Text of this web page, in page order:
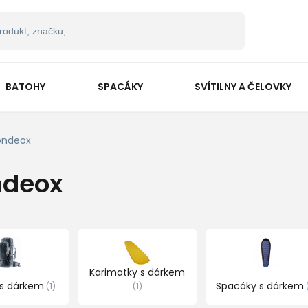
BATOHY SPACÁKY SVÍTILNY A ČELOVKY
dárkem 1
Karimatky s dárkem
1 Spacáky s dárkem